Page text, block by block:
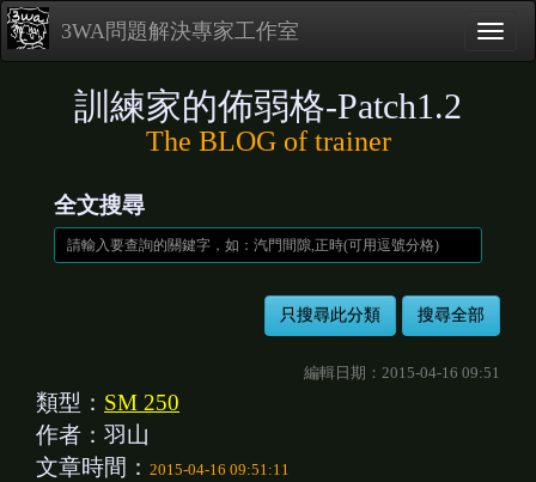
3WA問題解決專家工作室
訓練家的佈弱格-Patch1.2
The BLOG of trainer
全文搜尋
編輯日期：2015-04-16 09:51
類型： SM 250
作者：羽山
文章時間： 2015-04-16 09:51:11